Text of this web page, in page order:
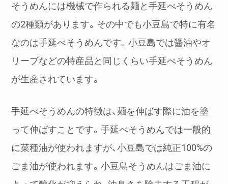
そうめんには機械で作られる麺と手延べそうめん
の2種類があります。その中でも小豆島で特に有名
なのは手延べそうめんです。小豆島では醤油やオ
リーブなどの特産品と同じくらい手延べそうめん
が生産されています。
手延べそうめんの特徴は、麺を伸ばす際に油を塗
って伸ばすことです。手延べそうめんでは一般的
に菜種油が使われますが、小豆島では純正100%の
ごま油が使われます。小豆島そうめんはごま油に